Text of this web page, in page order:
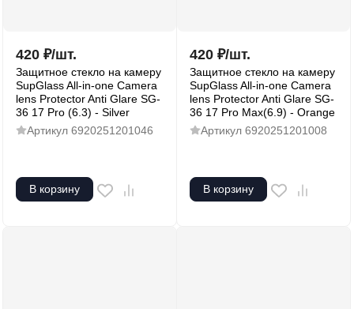
420 ₽/шт.
Защитное стекло на камеру
SupGlass All-in-one Camera
lens Protector Anti Glare SG-
36 17 Pro (6.3) - Silver
Артикул 6920251201046
В корзину
420 ₽/шт.
Защитное стекло на камеру
SupGlass All-in-one Camera
lens Protector Anti Glare SG-
36 17 Pro Max(6.9) - Orange
Артикул 6920251201008
В корзину